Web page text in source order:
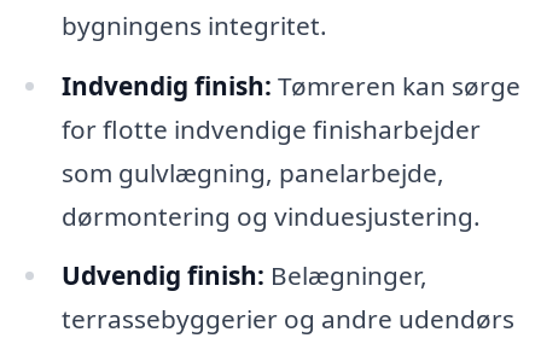
bygningens integritet.
Indvendig finish: Tømreren kan sørge
for flotte indvendige finisharbejder
som gulvlægning, panelarbejde,
dørmontering og vinduesjustering.
Udvendig finish: Belægninger,
terrassebyggerier og andre udendørs